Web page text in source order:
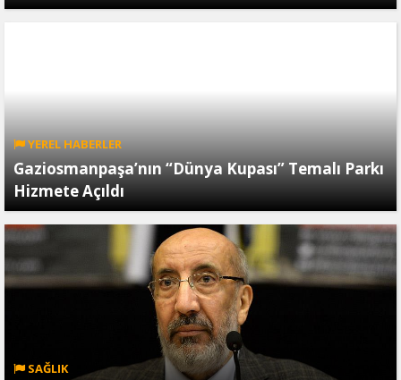
YEREL HABERLER
Gaziosmanpaşa’nın “Dünya Kupası” Temalı Parkı
Hizmete Açıldı
SAĞLIK